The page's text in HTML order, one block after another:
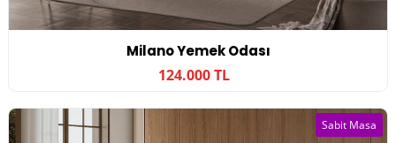
Milano Yemek Odası
124.000 TL
Sabit Masa